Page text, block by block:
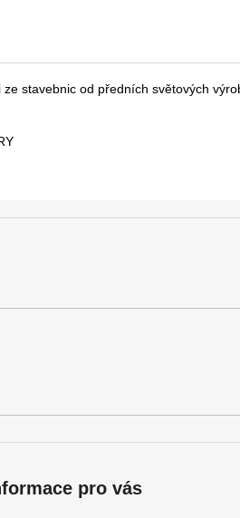
ze stavebnic od předních světových
pro vás